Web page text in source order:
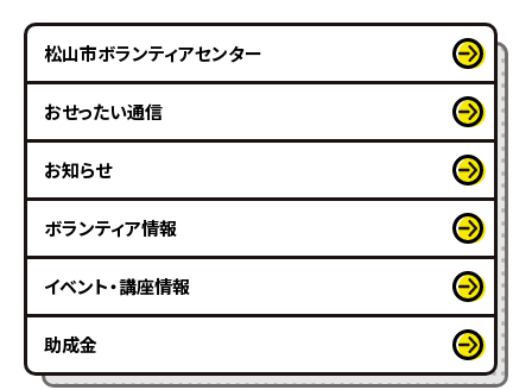
松山市ボランティアセンター
おせったい通信
お知らせ
ボランティア情報
イベント・講座情報
助成金